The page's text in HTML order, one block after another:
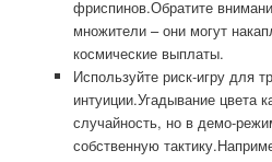
фриспинов.Обратите
множители – они могут
космические выплаты.
Используйте риск-игру для
интуиции.Угадывание цвета
случайность, но в демо-
собственную